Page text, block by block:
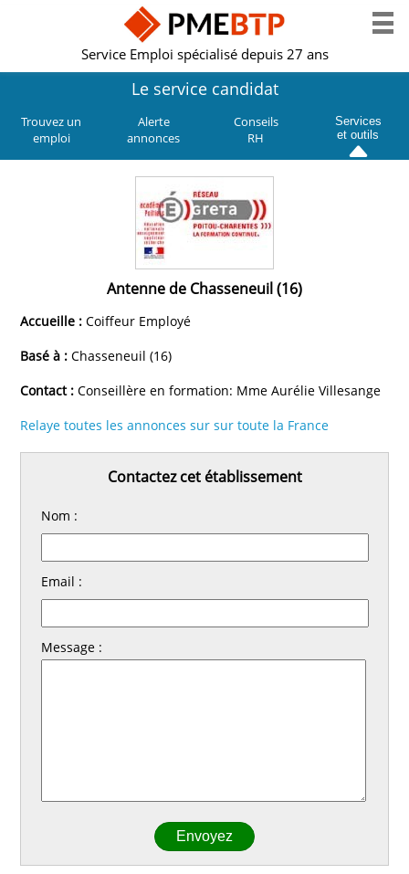
Service Emploi spécialisé depuis 27 ans
Le service candidat
Trouvez un
emploi
Alerte
annonces
Conseils
RH
Services
et outils
Antenne de Chasseneuil (16)
Accueille : Coiffeur Employé
Basé à : Chasseneuil (16)
Contact : Conseillère en formation: Mme Aurélie Villesange
Relaye toutes les annonces sur sur toute la France
Contactez cet établissement
Nom :
Email :
Message :